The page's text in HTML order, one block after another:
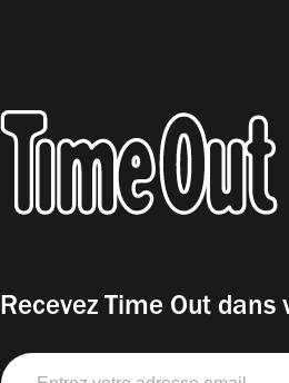
Recevez Time Out
Entrez